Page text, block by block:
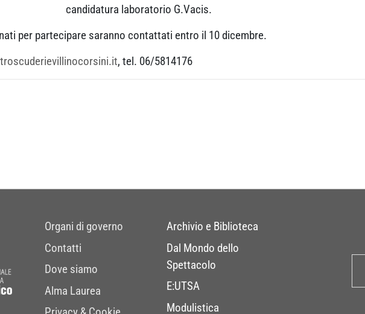
candidatura laboratorio G.Vacis.
per partecipare saranno contattati entro il 10 dicembre.
, tel. 06/5814176
Organi di governo
Contatti
Dove siamo
Alma Laurea
Archivio e Biblioteca
Dal Mondo dello
Spettacolo
E:UTSA
Modulistica